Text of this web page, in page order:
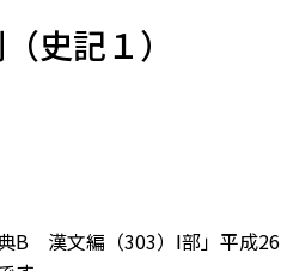
史記１）
典B 漢文編（303）Ⅰ部」平成